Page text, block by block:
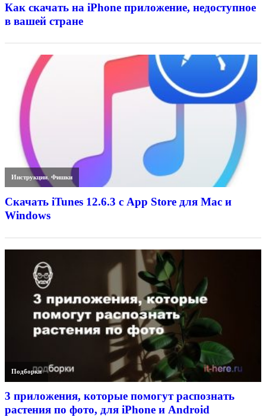
Как скачать на iPhone приложение, недоступное
в вашей стране
Инструкции,Фишки
Скачать iTunes 12.6.3 с App Store для Mac и
Windows
Подборки
3 приложения, которые помогут распознать
растения по фото, для iPhone и Android